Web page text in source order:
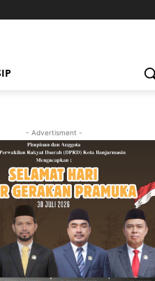
- Advertisment -